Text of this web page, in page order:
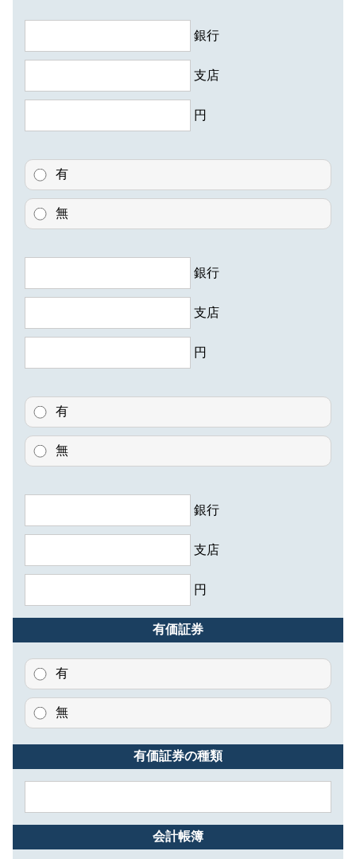
銀行
支店
円
有
無
銀行
支店
円
有
無
銀行
支店
円
有価証券
有
無
有価証券の種類
会計帳簿